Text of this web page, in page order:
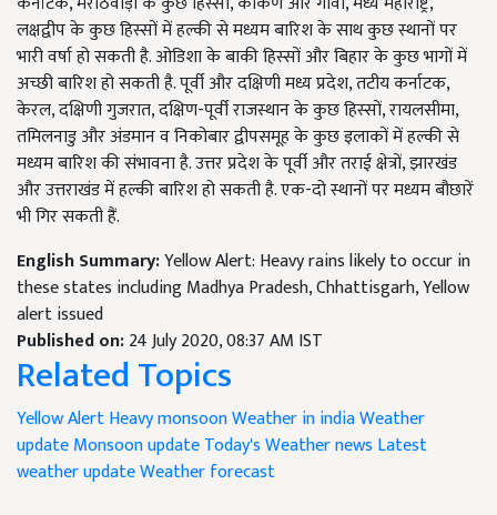
लक्षद्वीप के कुछ हिस्सों में हल्की से मध्यम बारिश के साथ कुछ स्थानों पर
भारी वर्षा हो सकती है. ओडिशा के बाकी हिस्सों और बिहार के कुछ भागों में
अच्छी बारिश हो सकती है. पूर्वी और दक्षिणी मध्य प्रदेश, तटीय कर्नाटक,
केरल, दक्षिणी गुजरात, दक्षिण-पूर्वी राजस्थान के कुछ हिस्सों, रायलसीमा,
तमिलनाडु और अंडमान व निकोबार द्वीपसमूह के कुछ इलाकों में हल्की से
मध्यम बारिश की संभावना है. उत्तर प्रदेश के पूर्वी और तराई क्षेत्रों, झारखंड
और उत्तराखंड में हल्की बारिश हो सकती है. एक-दो स्थानों पर मध्यम बौछारें
भी गिर सकती हैं.
English Summary:Yellow Alert: Heavy rains likely to occur in
these states including Madhya Pradesh, Chhattisgarh, Yellow
alert issued
Published on:24 July 2020, 08:37 AM IST
Related Topics
Yellow AlertHeavy monsoonWeather in indiaWeather
updateMonsoon updateToday's Weather news Latest
weather updateWeather forecast